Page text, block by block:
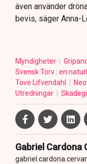
även använder
bevis, säger Anna-
Myndigheter
Svensk Torv : en
Tove Lifvendahl
Utredningar
Gabriel Cardona